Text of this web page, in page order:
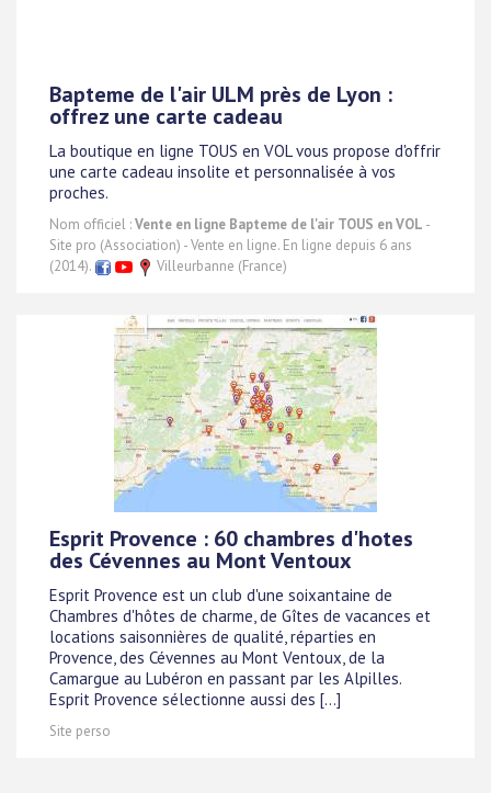
Bapteme de l'air ULM près de Lyon :
offrez une carte cadeau
La boutique en ligne TOUS en VOL vous propose d'offrir
une carte cadeau insolite et personnalisée à vos
proches.
Nom officiel :Vente en ligne Bapteme de l'air TOUS en VOL -
Site pro (Association) - Vente en ligne. En ligne depuis 6 ans
(2014).
Villeurbanne (France)
Esprit Provence : 60 chambres d'hotes
des Cévennes au Mont Ventoux
Esprit Provence est un club d'une soixantaine de
Chambres d'hôtes de charme, de Gîtes de vacances et
locations saisonnières de qualité, réparties en
Provence, des Cévennes au Mont Ventoux, de la
Camargue au Lubéron en passant par les Alpilles.
Esprit Provence sélectionne aussi des [...]
Site perso